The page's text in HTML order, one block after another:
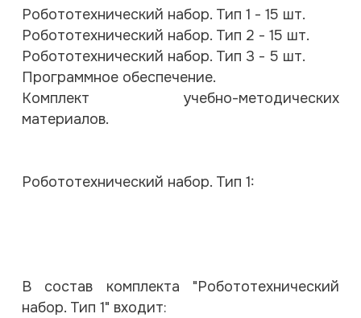
Робототехнический набор. Тип 1 - 15 шт.
Робототехнический набор. Тип 2 - 15 шт.
Робототехнический набор. Тип 3 - 5 шт.
Программное обеспечение.
Комплект учебно-методических
материалов.
Робототехнический набор. Тип 1:
В состав комплекта "Робототехнический
набор. Тип 1" входит: